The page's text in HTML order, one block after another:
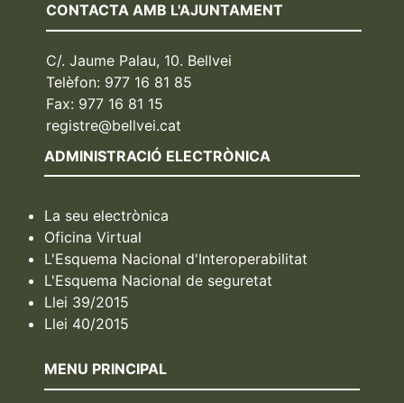
CONTACTA AMB L'AJUNTAMENT
C/. Jaume Palau, 10. Bellvei
Telèfon: 977 16 81 85
Fax: 977 16 81 15
registre@bellvei.cat
ADMINISTRACIÓ ELECTRÒNICA
La seu electrònica
Oficina Virtual
L'Esquema Nacional d'Interoperabilitat
L'Esquema Nacional de seguretat
Llei 39/2015
Llei 40/2015
MENU PRINCIPAL